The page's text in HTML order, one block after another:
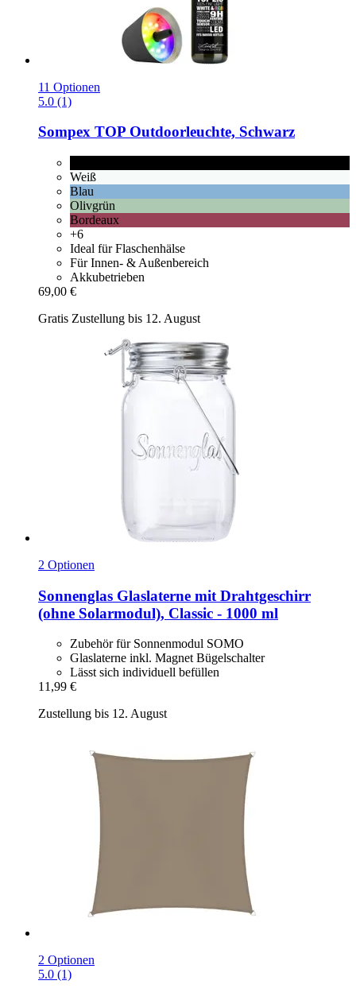
11 Optionen
5.0 (1)
Sompex TOP Outdoorleuchte, Schwarz
Weiß
Blau
Olivgrün
Bordeaux
+6
Ideal für Flaschenhälse
Für Innen- & Außenbereich
Akkubetrieben
69,00 €
Gratis Zustellung bis 12. August
2 Optionen
Sonnenglas Glaslaterne mit Drahtgeschirr
(ohne Solarmodul), Classic -​ 1000 ml
Zubehör für Sonnenmodul SOMO
Glaslaterne inkl. Magnet Bügelschalter
Lässt sich individuell befüllen
11,99 €
Zustellung bis 12. August
2 Optionen
5.0 (1)